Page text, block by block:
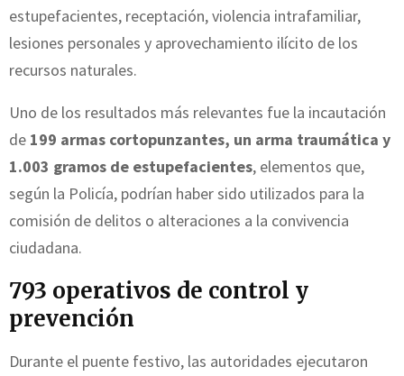
estupefacientes, receptación, violencia intrafamiliar,
lesiones personales y aprovechamiento ilícito de los
recursos naturales.
Uno de los resultados más relevantes fue la incautación
de 199 armas cortopunzantes, un arma traumática y
1.003 gramos de estupefacientes, elementos que,
según la Policía, podrían haber sido utilizados para la
comisión de delitos o alteraciones a la convivencia
ciudadana.
793 operativos de control y
prevención
Durante el puente festivo, las autoridades ejecutaron